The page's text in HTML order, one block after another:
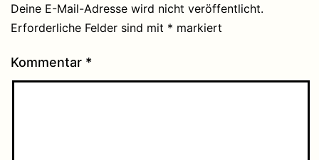
Deine E-Mail-Adresse wird nicht veröffentlicht.
Erforderliche Felder sind mit * markiert
Kommentar *